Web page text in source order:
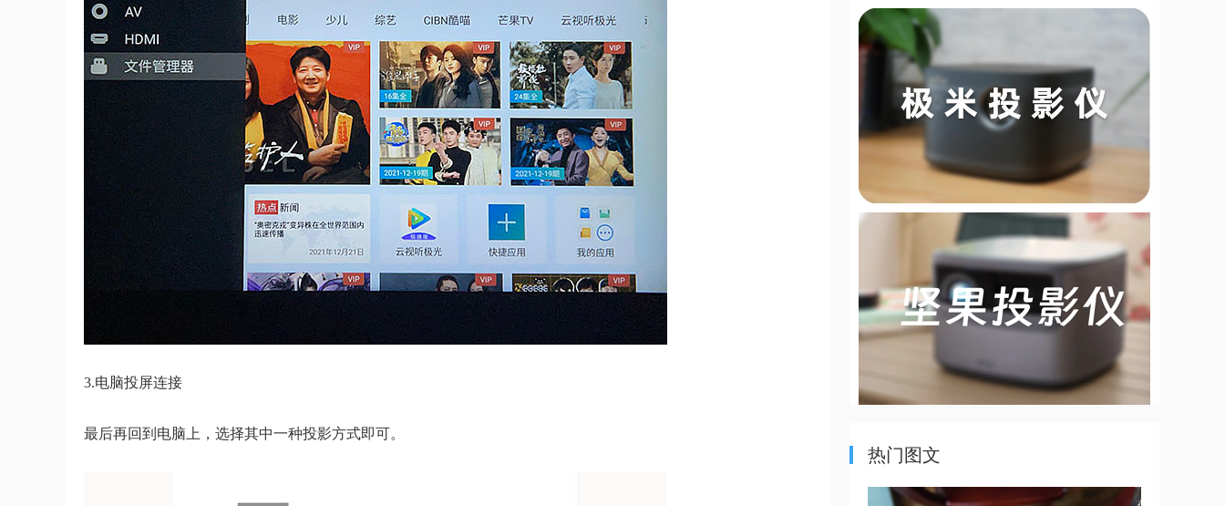
3.电脑投屏连接
最后再回到电脑上，选择其中一种投影方式即可。
哈趣K2投影仪评测首发:年轻范的
高品质投影
2024暖心礼物：哈趣投影K2，真
1080P白天一
哈趣投影里程碑式突破！斩获
LCD投影仪销售
哈趣K2和小明Q3Pro区别有哪些,
哈趣K2对比小
热门图文